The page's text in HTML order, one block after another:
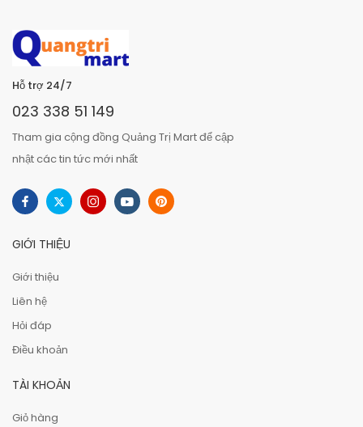
Hỗ trợ 24/7
023 338 51 149
Tham gia cộng đồng Quảng Trị Mart để cập
nhật các tin tức mới nhất
GIỚI THIỆU
Giới thiệu
Liên hệ
Hỏi đáp
Điều khoản
TÀI KHOẢN
Giỏ hàng